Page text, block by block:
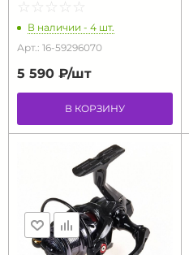
☆ ☆ ☆ ☆ ☆
★ ★ ★ ★ ★
В наличии - 4 шт.
Арт.: 16-59296070
5 590 ₽/шт
В КОРЗИНУ